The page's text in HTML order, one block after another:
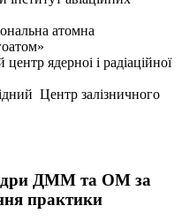
атомна
ядерноі і радіаційної
Центр залізничного
ДММ та ОМ за
практики